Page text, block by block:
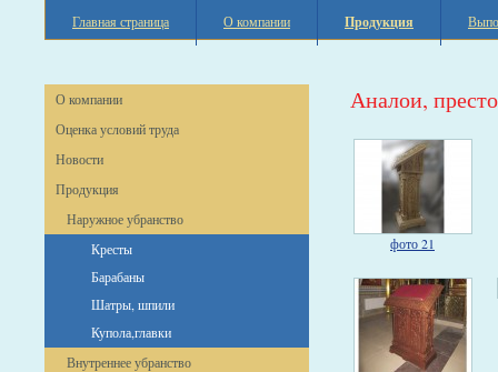
Главная страница О компании Продукция
О компании
Оценка условий труда
Новости
Продукция
Наружное убранство
Кресты
Барабаны
Шатры, шпили
Купола,главки
Внутреннее убранство
Аналои,
фото 21